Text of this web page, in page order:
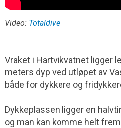
Video: Totaldive
Vraket i Hartvikvatnet ligger
meters dyp ved utløpet av
både for dykkere og
Dykkeplassen ligger en
og man kan komme helt